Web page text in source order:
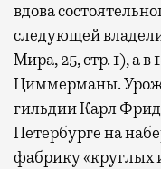
вдова
следующей
Мира, 25, стр. 1), а
Циммерманы.
гильдии Карл
Петербурге на
фабрику